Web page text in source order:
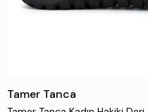
Tamer Tanca